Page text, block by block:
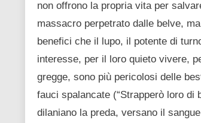
non offrono la propria vita per
massacro perpetrato dalle belve,
benefici che il lupo, il potente di
interesse, per il loro quieto vivere,
gregge, sono più pericolosi delle
fauci spalancate (“Strapperò loro
dilaniano la preda, versano il